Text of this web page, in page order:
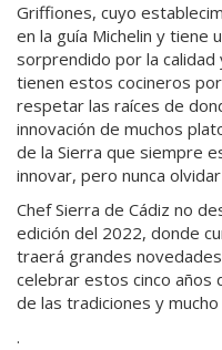
Griffiones, cuyo
en la guía Michelin y tiene
sorprendido por la
tienen estos cocineros
respetar las raíces de
innovación de muchos
de la Sierra que siempre
innovar, pero nunca
Chef Sierra de Cádiz no
edición del 2022, donde
traerá grandes
celebrar estos cinco años
de las tradiciones y
.